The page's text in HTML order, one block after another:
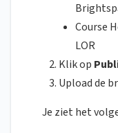
Course
LOR
Klik op
Upload de
Je ziet het